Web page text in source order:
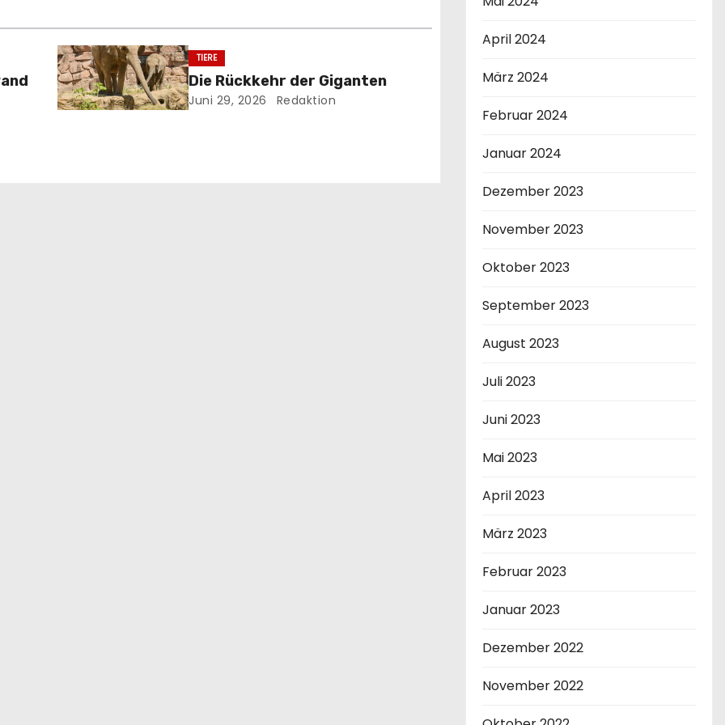
TIERE
Die Rückkehr der Giganten
Juni 29, 2026 Redaktion
April 2024
März 2024
Februar 2024
Januar 2024
Dezember 2023
November 2023
Oktober 2023
September 2023
August 2023
Juli 2023
Juni 2023
Mai 2023
April 2023
März 2023
Februar 2023
Januar 2023
Dezember 2022
November 2022